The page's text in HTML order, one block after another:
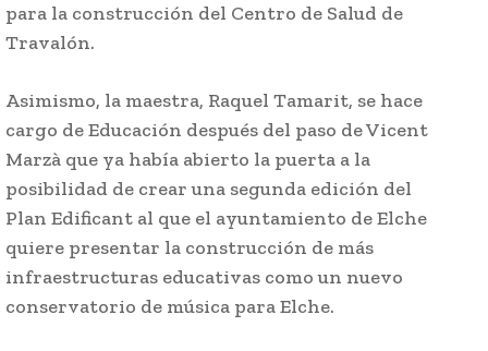
para la construcción del Centro de Salud de
Travalón.
Asimismo, la maestra, Raquel Tamarit, se hace
cargo de Educación después del paso de Vicent
Marzà que ya había abierto la puerta a la
posibilidad de crear una segunda edición del
Plan Edificant al que el ayuntamiento de Elche
quiere presentar la construcción de más
infraestructuras educativas como un nuevo
conservatorio de música para Elche.